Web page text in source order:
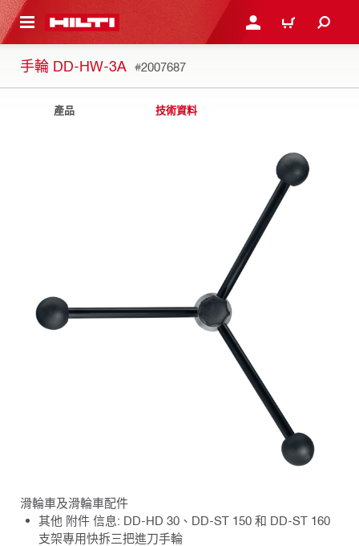
主要內容 登入或註冊購物車
手輪 DD-HW-3A #2007687
產品 技術資料
滑輪車及滑輪車配件
其他 附件 信息: DD-HD 30、DD-ST 150 和 DD-ST 160
支架專用快拆三把進刀手輪